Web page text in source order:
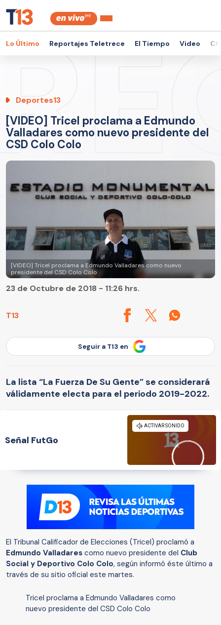
Lo Último Reportajes Teletrece El Tiempo Video
Deportes13
[VIDEO] Tricel proclama a Edmundo
Valladares como nuevo presidente del
CSD Colo Colo
[VIDEO] Tricel proclama a Edmundo Valladares como nuevo
presidente del CSD Colo Colo
T13
23 de Octubre de 2018 - 11:26 hrs.
Seguir a T13 en
La lista “La Fuerza De Su Gente” se considerará
válidamente electa para el periodo 2019-2022.
Señal FutGo
El Tribunal Calificador de Elecciones (Tricel) proclamó a
Edmundo Valladares como nuevo presidente del Club
Social y Deportivo Colo Colo, según informó éste último a
través de su sitio oficial este martes.
Tricel proclama a Edmundo Valladares como
nuevo presidente del CSD Colo Colo